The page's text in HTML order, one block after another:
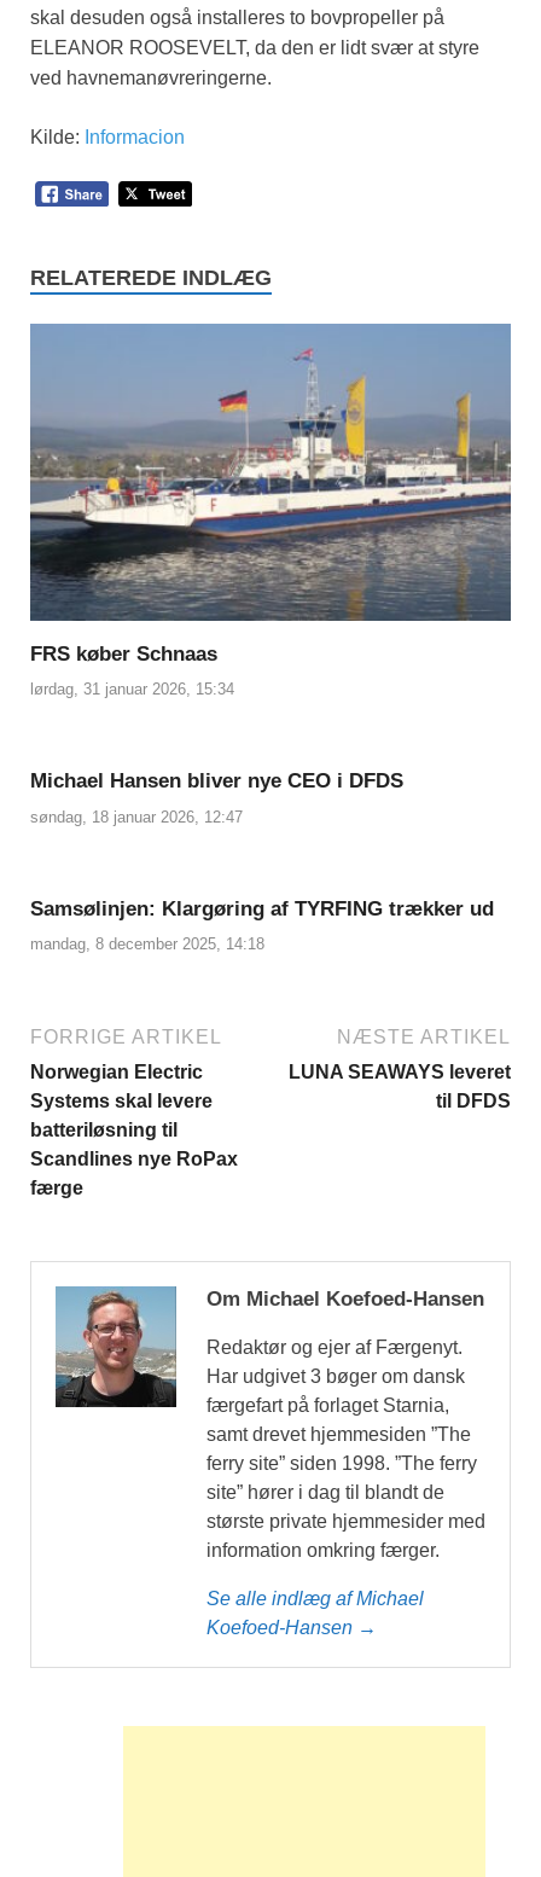
skal desuden også installeres to bovpropeller på
ELEANOR ROOSEVELT, da den er lidt svær at styre
ved havnemanøvreringerne.
Kilde: Informacion
RELATEREDE INDLÆG
FRS køber Schnaas
lørdag, 31 januar 2026, 15:34
Michael Hansen bliver nye CEO i DFDS
søndag, 18 januar 2026, 12:47
Samsølinjen: Klargøring af TYRFING trækker ud
mandag, 8 december 2025, 14:18
FORRIGE ARTIKEL
Norwegian Electric
Systems skal levere
batteriløsning til
Scandlines nye RoPax
færge
NÆSTE ARTIKEL
LUNA SEAWAYS leveret
til DFDS
Om Michael Koefoed-Hansen
Redaktør og ejer af Færgenyt.
Har udgivet 3 bøger om dansk
færgefart på forlaget Starnia,
samt drevet hjemmesiden ”The
ferry site” siden 1998. ”The ferry
site” hører i dag til blandt de
største private hjemmesider med
information omkring færger.
Se alle indlæg af Michael
Koefoed-Hansen →